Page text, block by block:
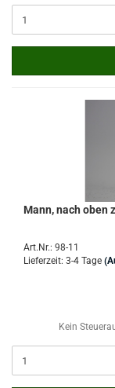
Mann, nach oben
Art.Nr.: 98-11
Lieferzeit: 3-4 Tage
Kein